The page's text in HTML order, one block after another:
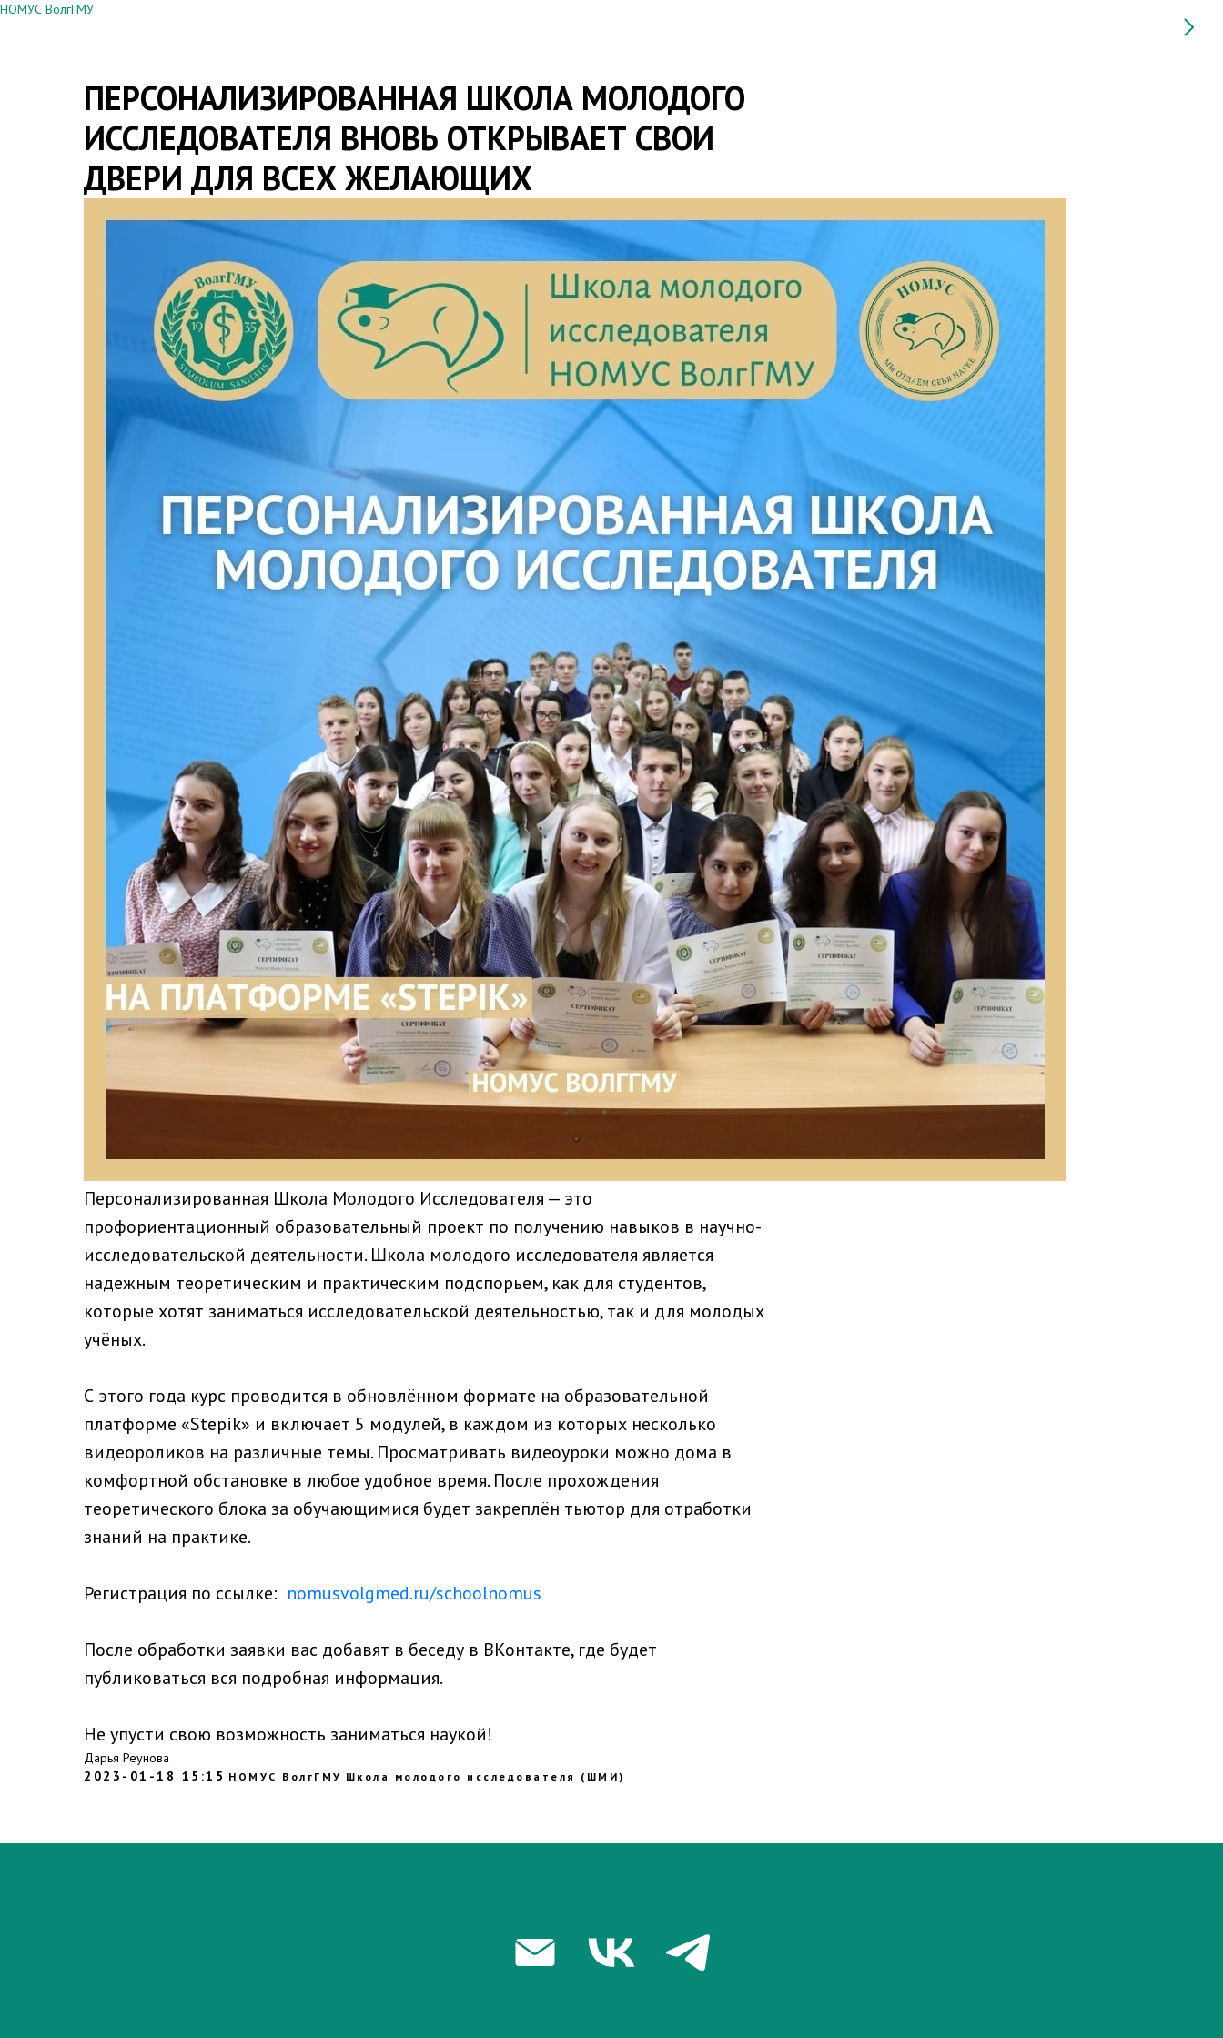
НОМУС ВолгГМУ
ПЕРСОНАЛИЗИРОВАННАЯ ШКОЛА МОЛОДОГО
ИССЛЕДОВАТЕЛЯ ВНОВЬ ОТКРЫВАЕТ СВОИ
ДВЕРИ ДЛЯ ВСЕХ ЖЕЛАЮЩИХ
Персонализированная Школа Молодого Исследователя — это
профориентационный образовательный проект по получению навыков в научно-
исследовательской деятельности. Школа молодого исследователя является
надежным теоретическим и практическим подспорьем, как для студентов,
которые хотят заниматься исследовательской деятельностью, так и для молодых
учёных.
С этого года курс проводится в обновлённом формате на образовательной
платформе «Stepik» и включает 5 модулей, в каждом из которых несколько
видеороликов на различные темы. Просматривать видеоуроки можно дома в
комфортной обстановке в любое удобное время. После прохождения
теоретического блока за обучающимися будет закреплён тьютор для отработки
знаний на практике.
Регистрация по ссылке: nomusvolgmed.ru/schoolnomus
После обработки заявки вас добавят в беседу в ВКонтакте, где будет
публиковаться вся подробная информация.
Не упусти свою возможность заниматься наукой!
Дарья Реунова
2023-01-18 15:15 НОМУС ВолгГМУ Школа молодого исследователя (ШМИ)